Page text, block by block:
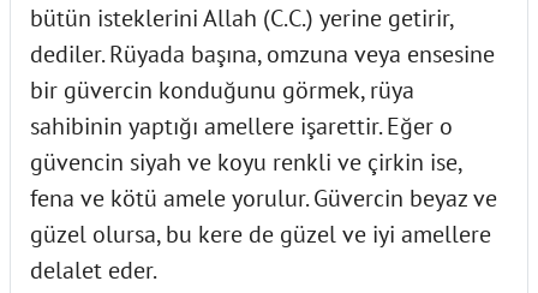
bütün isteklerini Allah (C.C.) yerine getirir,
dediler. Rüyada başına, omzuna veya ensesine
bir güvercin konduğunu görmek, rüya
sahibinin yaptığı amellere işarettir. Eğer o
güvencin siyah ve koyu renkli ve çirkin ise,
fena ve kötü amele yorulur. Güvercin beyaz ve
güzel olursa, bu kere de güzel ve iyi amellere
delalet eder.